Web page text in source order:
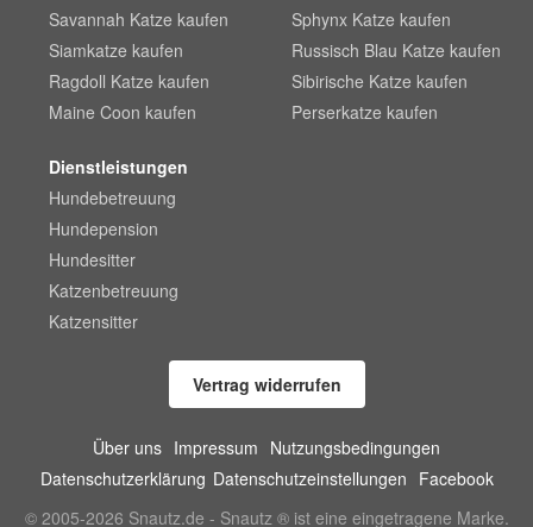
Savannah Katze kaufen
Siamkatze kaufen
Ragdoll Katze kaufen
Maine Coon kaufen
Sphynx Katze kaufen
Russisch Blau Katze kaufen
Sibirische Katze kaufen
Perserkatze kaufen
Dienstleistungen
Hundebetreuung
Hundepension
Hundesitter
Katzenbetreuung
Katzensitter
Vertrag widerrufen
Über uns Impressum Nutzungsbedingungen
Datenschutzerklärung Datenschutzeinstellungen Facebook
© 2005-2026 Snautz.de - Snautz ® ist eine eingetragene Marke.